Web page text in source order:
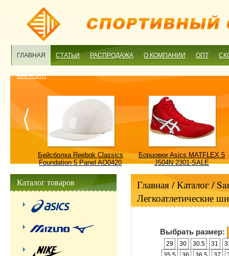
ГЛАВНАЯ СТАТЬИ РАСПРОДАЖА О КОМПАНИИ ОПТ
МАГАЗИН
Бейсболка Reebok Classics
Foundation 5 Panel AO0420
Борцовки Asics MATFLEX 5
J504N 2301-SALE
Главная/ Каталог /
Легкоатлетические
Выбрать размер:
29 30 30.5 31
Каталог товаров